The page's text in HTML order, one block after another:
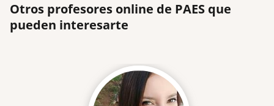
Otros profesores online de PAES que
pueden interesarte